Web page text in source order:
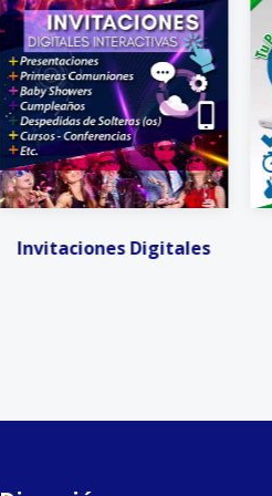
Activar CFDIS